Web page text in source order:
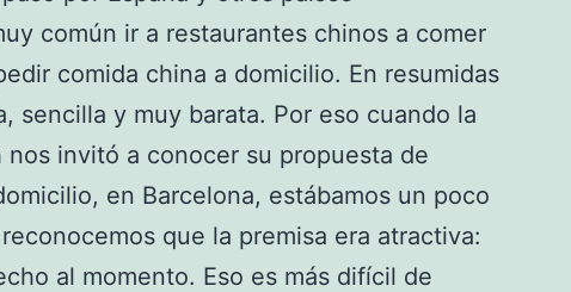
común ir a restaurantes chinos a comer
comida china a domicilio. En resumidas
sencilla y muy barata. Por eso cuando la
invitó a conocer su propuesta de
en Barcelona, estábamos un poco
que la premisa era atractiva:
al momento. Eso es más difícil de